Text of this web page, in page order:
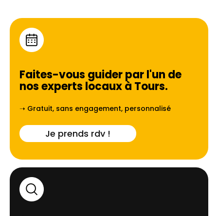
Faites-vous guider par l'un de
nos experts locaux à Tours.
➝ Gratuit, sans engagement, personnalisé
Je prends rdv !